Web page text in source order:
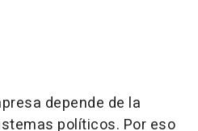
depende de la
políticos. Por eso